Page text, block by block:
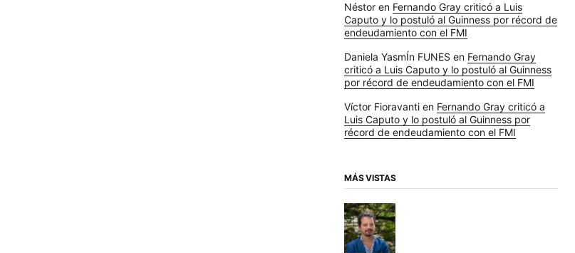
Néstor en Fernando Gray criticó a Luis
Caputo y lo postuló al Guinness por récord de
endeudamiento con el FMI
Daniela YasmÍn FUNES en Fernando Gray
criticó a Luis Caputo y lo postuló al Guinness
por récord de endeudamiento con el FMI
Víctor Fioravanti en Fernando Gray criticó a
Luis Caputo y lo postuló al Guinness por
récord de endeudamiento con el FMI
MÁS VISTAS